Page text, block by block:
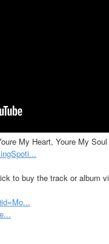
My Heart, Youre My
to buy the track or album